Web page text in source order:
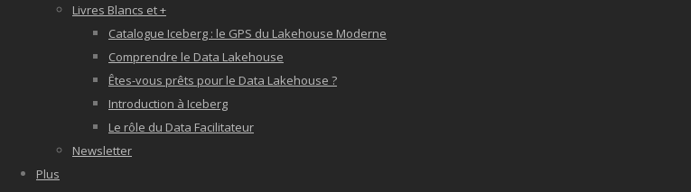
Livres Blancs et +
Catalogue Iceberg : le GPS du Lakehouse Moderne
Comprendre le Data Lakehouse
Êtes-vous prêts pour le Data Lakehouse ?
Introduction à Iceberg
Le rôle du Data Facilitateur
Newsletter
Plus